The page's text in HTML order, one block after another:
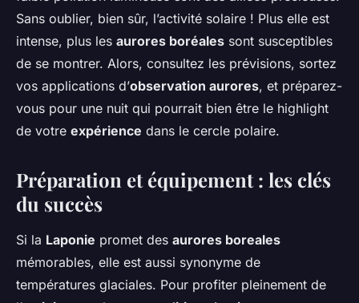
Sans oublier, bien sûr, l’activité solaire ! Plus elle est
intense, plus les aurores boréales sont susceptibles
de se montrer. Alors, consultez les prévisions, sortez
vos applications d’observation aurores, et préparez-
vous pour une nuit qui pourrait bien être le highlight
de votre expérience dans le cercle polaire.
Préparation et équipement : les clés
du succès
Si la Laponie promet des aurores boreales
mémorables, elle est aussi synonyme de
températures glaciales. Pour profiter pleinement de